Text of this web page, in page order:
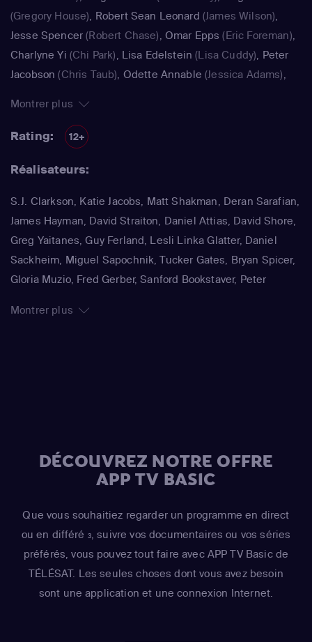
(Gregory House), Robert Sean Leonard (James Wilson),
Jesse Spencer (Robert Chase), Omar Epps (Eric Foreman),
Charlyne Yi (Chi Park), Lisa Edelstein (Lisa Cuddy), Peter
Jacobson (Chris Taub), Odette Annable (Jessica Adams),
Armstrong
Jennifer Morrison
Montrer plus
Rating: 12+
Réalisateurs:
S.J. Clarkson, Katie Jacobs, Matt Shakman, Deran Sarafian,
James Hayman, David Straiton, Daniel Attias, David Shore,
Greg Yaitanes, Guy Ferland, Lesli Linka Glatter, Daniel
Sackheim, Miguel Sapochnik, Tucker Gates, Bryan Spicer,
Gloria Muzio, Fred Gerber, Sanford Bookstaver, Peter
Montrer plus
DÉCOUVREZ NOTRE OFFRE
APP TV BASIC
Que vous souhaitiez regarder un programme en direct
ou en différé 3, suivre vos documentaires ou vos séries
préférés, vous pouvez tout faire avec APP TV Basic de
TÉLÉSAT. Les seules choses dont vous avez besoin
sont une application et une connexion Internet.